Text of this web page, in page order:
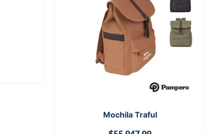
Mochila Traful